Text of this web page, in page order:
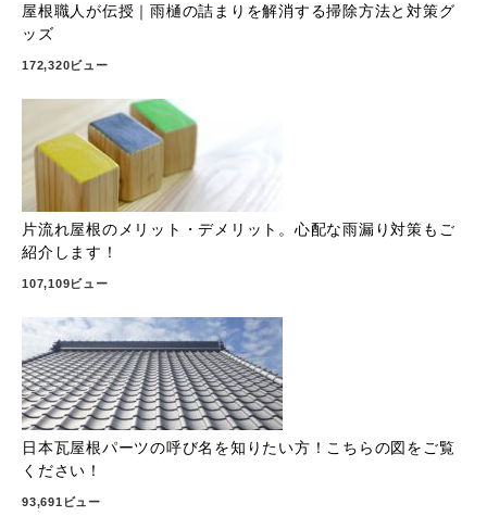
屋根職人が伝授｜雨樋の詰まりを解消する掃除方法と対策グ
ッズ
172,320ビュー
片流れ屋根のメリット・デメリット。心配な雨漏り対策もご
紹介します！
107,109ビュー
日本瓦屋根パーツの呼び名を知りたい方！こちらの図をご覧
ください！
93,691ビュー